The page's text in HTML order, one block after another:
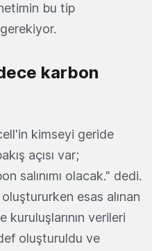
bu tip
karbon
kimseyi geride
açısı var;
salınımı olacak." dedi.
esas alınan
kuruluşlarının verileri
oluşturuldu ve